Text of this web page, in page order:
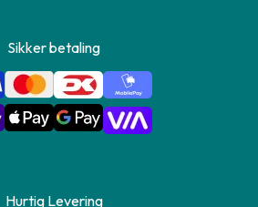
Sikker betaling
Hurtig Levering